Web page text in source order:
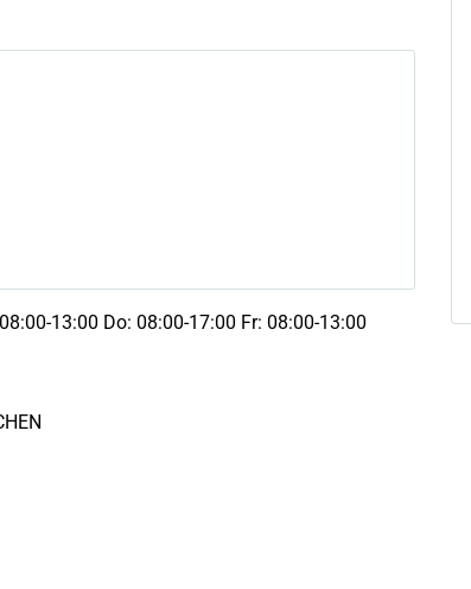
13:00 Do: 08:00-17:00 Fr: 08:00-13:00